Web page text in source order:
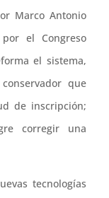
Marco Antonio
el Congreso
el sistema,
que
de inscripción;
corregir una
tecnologías